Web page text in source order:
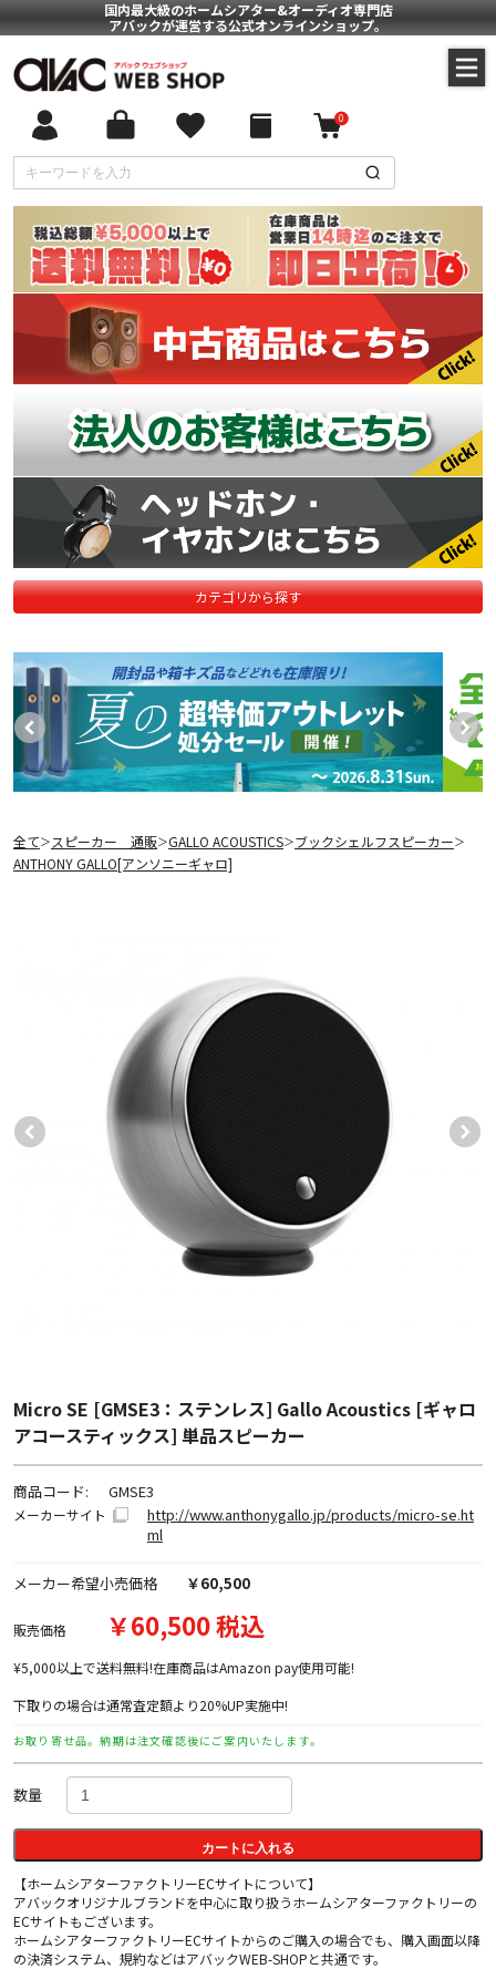
国内最大級のホームシアター&オーディオ専門店
アバックが運営する公式オンラインショップ。
0
カテゴリから探す
全て＞ スピーカー 通販＞GALLO ACOUSTICS＞ブックシェルフスピーカー＞
ANTHONY GALLO[アンソニーギャロ]
Micro SE [GMSE3：ステンレス] Gallo Acoustics [ギャロ
アコースティックス] 単品スピーカー
商品コード: GMSE3
メーカーサイト
http://www.anthonygallo.jp/products/micro-se.ht
ml
メーカー希望小売価格 ￥60,500
販売価格 ￥60,500 税込
¥5,000以上で送料無料!在庫商品はAmazon pay使用可能!
下取りの場合は通常査定額より20%UP実施中!
お取り寄せ品。納期は注文確認後にご案内いたします。
数量
カートに入れる
【ホームシアターファクトリーECサイトについて】
アバックオリジナルブランドを中心に取り扱うホームシアターファクトリーの
ECサイトもございます。
ホームシアターファクトリーECサイトからのご購入の場合でも、購入画面以降
の決済システム、規約などはアバックWEB-SHOPと共通です。